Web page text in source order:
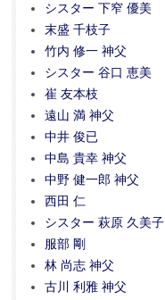
シスター 下窄 優美
末盛 千枝子
竹内 修一 神父
シスター 谷口 恵美
崔 友本枝
遠山 満 神父
中井 俊已
中島 貴幸 神父
中野 健一郎 神父
西田 仁
シスター 萩原 久美子
服部 剛
林 尚志 神父
古川 利雅 神父